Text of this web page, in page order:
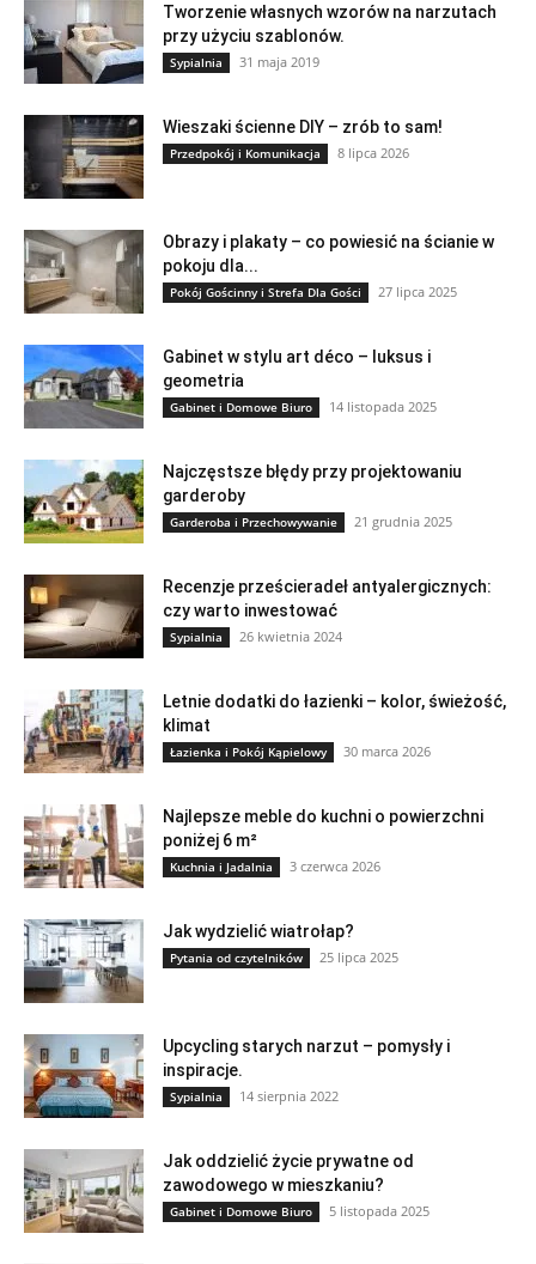
Tworzenie własnych wzorów na narzutach
przy użyciu szablonów.
Sypialnia 31 maja 2019
Wieszaki ścienne DIY – zrób to sam!
Przedpokój i Komunikacja 8 lipca 2026
Obrazy i plakaty – co powiesić na ścianie w
pokoju dla...
Pokój Gościnny i Strefa Dla Gości 27 lipca 2025
Gabinet w stylu art déco – luksus i
geometria
Gabinet i Domowe Biuro 14 listopada 2025
Najczęstsze błędy przy projektowaniu
garderoby
Garderoba i Przechowywanie 21 grudnia 2025
Recenzje prześcieradeł antyalergicznych:
czy warto inwestować
Sypialnia 26 kwietnia 2024
Letnie dodatki do łazienki – kolor, świeżość,
klimat
Łazienka i Pokój Kąpielowy 30 marca 2026
Najlepsze meble do kuchni o powierzchni
poniżej 6 m²
Kuchnia i Jadalnia 3 czerwca 2026
Jak wydzielić wiatrołap?
Pytania od czytelników 25 lipca 2025
Upcycling starych narzut – pomysły i
inspiracje.
Sypialnia 14 sierpnia 2022
Jak oddzielić życie prywatne od
zawodowego w mieszkaniu?
Gabinet i Domowe Biuro 5 listopada 2025